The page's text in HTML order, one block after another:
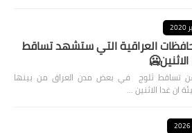
العراقية التي ستشهد تساقط
عن تساقط ثلوج في بعض مدن العراق من بينها